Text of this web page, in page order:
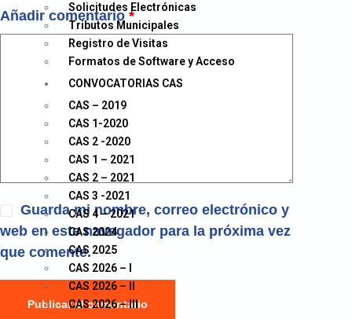
Solicitudes Electrónicas
Tributos Municipales
Registro de Visitas
Formatos de Software y Acceso
CONVOCATORIAS CAS
CAS – 2019
CAS 1-2020
CAS 2 -2020
CAS 1 – 2021
CAS 2 – 2021
CAS 3 -2021
CAS 4 – 2021
CAS 2024
CAS 2025
CAS 2026 – I
CAS 2026 – II
CAS 2026 – III
Añadir comentario*
Guarda mi nombre, correo electrónico y
web en este navegador para la próxima vez
que comente.
Publicar el comentario